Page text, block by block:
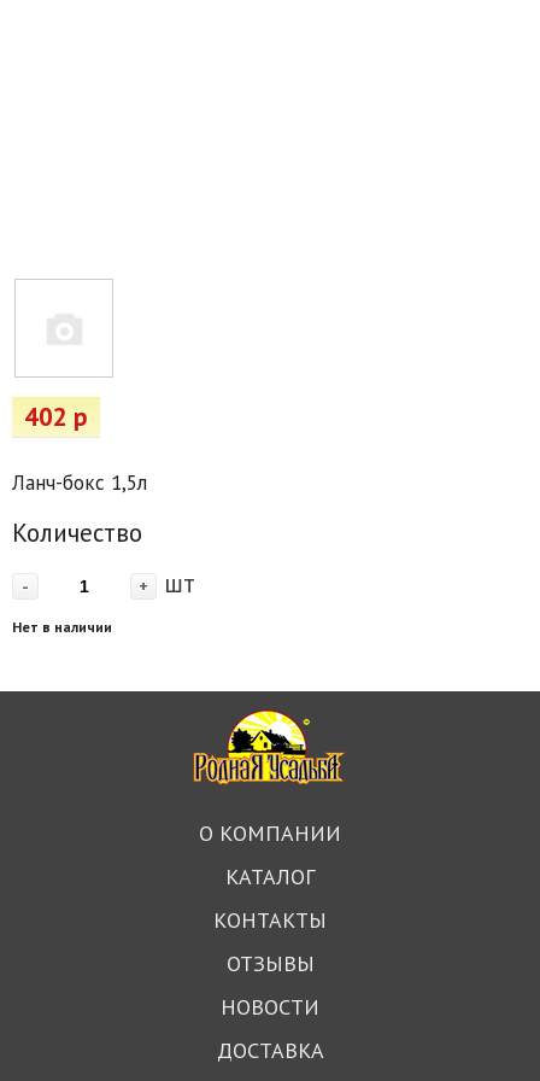
Подарочные сертификаты
402 р
Ланч-бокс 1,5л
Количество
- + шт
Нет в наличии
О КОМПАНИИ
КАТАЛОГ
КОНТАКТЫ
ОТЗЫВЫ
НОВОСТИ
ДОСТАВКА